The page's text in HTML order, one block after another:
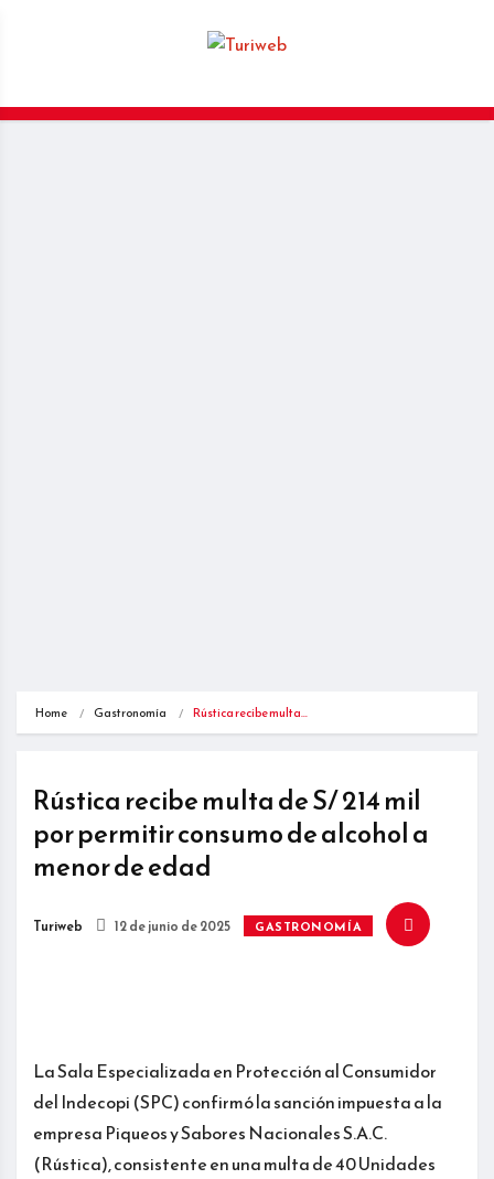
Home Gastronomía Rústica recibe multa…
Rústica recibe multa de S/ 214 mil
por permitir consumo de alcohol a
menor de edad
Turiweb 12 de junio de 2025 GASTRONOMÍA
La Sala Especializada en Protección al Consumidor
del Indecopi (SPC) confirmó la sanción impuesta a la
empresa Piqueos y Sabores Nacionales S.A.C.
(Rústica), consistente en una multa de 40 Unidades